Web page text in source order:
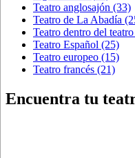
Teatro anglosajón (33)
Teatro de La Abadía
Teatro dentro del teatro
Teatro Español (25)
Teatro europeo (15)
Teatro francés (21)
Encuentra tu